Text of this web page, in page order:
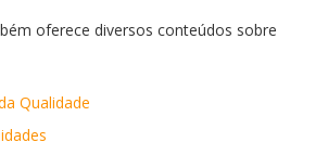
oferece diversos conteúdos sobre
Qualidade